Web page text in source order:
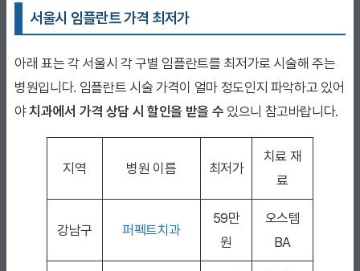
서울시 임플란트 가격 최저가
아래 표는 각 서울시 각 구별 임플란트를 최저가로 시술해 주는
병원입니다. 임플란트 시술 가격이 얼마 정도인지 파악하고 있어
야치과에서 가격 상담 시 할인을 받을 수 있으니 참고바랍니다.
지역 병원 이름 최저가
치료 재
료
강남구 퍼펙트치과
59만
원
오스템
BA